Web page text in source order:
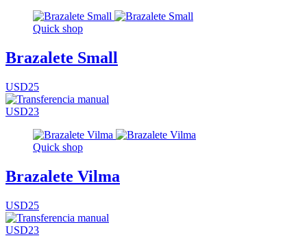
Quick shop
Brazalete Small
USD25
USD23
Quick shop
Brazalete Vilma
USD25
USD23